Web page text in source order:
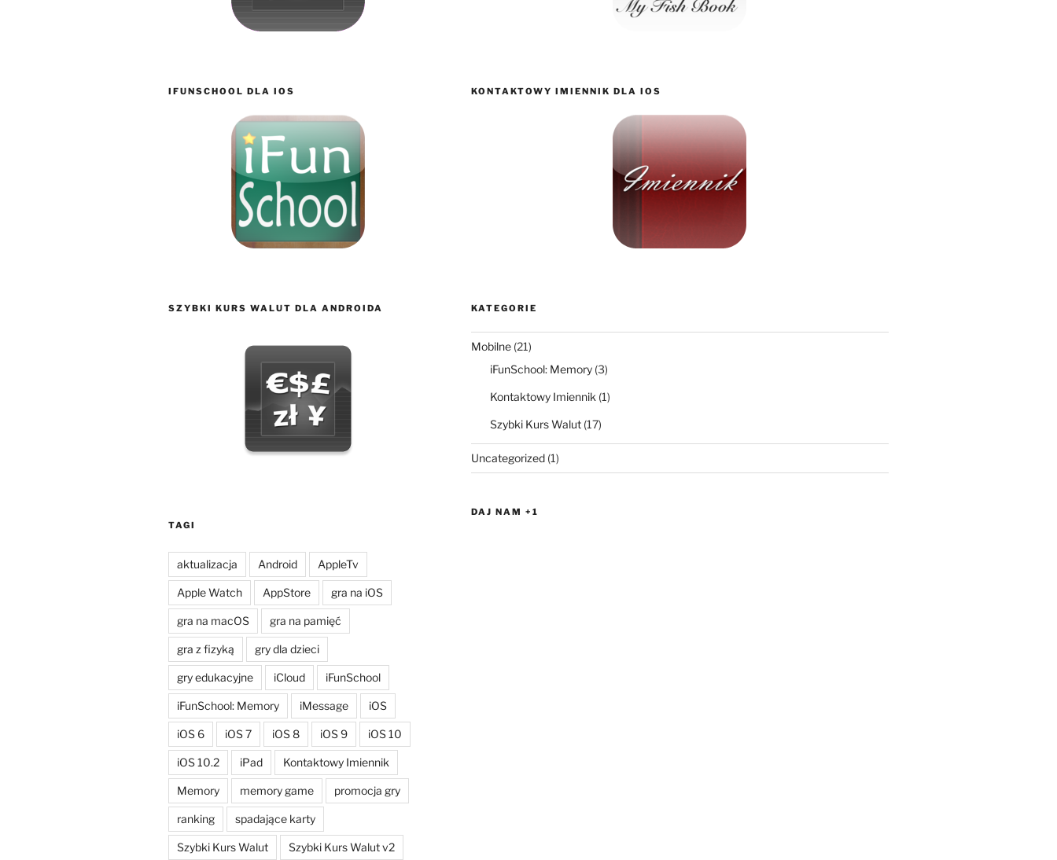
IFUNSCHOOL DLA IOS
SZYBKI KURS WALUT DLA ANDROIDA
TAGI
aktualizacja Android AppleTv
Apple Watch AppStore gra na iOS
gra na macOS gra na pamięć
gra z fizyką gry dla dzieci
gry edukacyjne iCloud iFunSchool
iFunSchool: Memory iMessage iOS
iOS 6 iOS 7 iOS 8 iOS 9 iOS 10
iOS 10.2 iPad Kontaktowy Imiennik
Memory memory game promocja gry
ranking spadające karty
Szybki Kurs Walut Szybki Kurs Walut v2
KONTAKTOWY IMIENNIK DLA IOS
KATEGORIE
Mobilne(21)
iFunSchool: Memory(3)
Kontaktowy Imiennik (1)
Szybki Kurs Walut(17)
Uncategorized(1)
DAJ NAM +1